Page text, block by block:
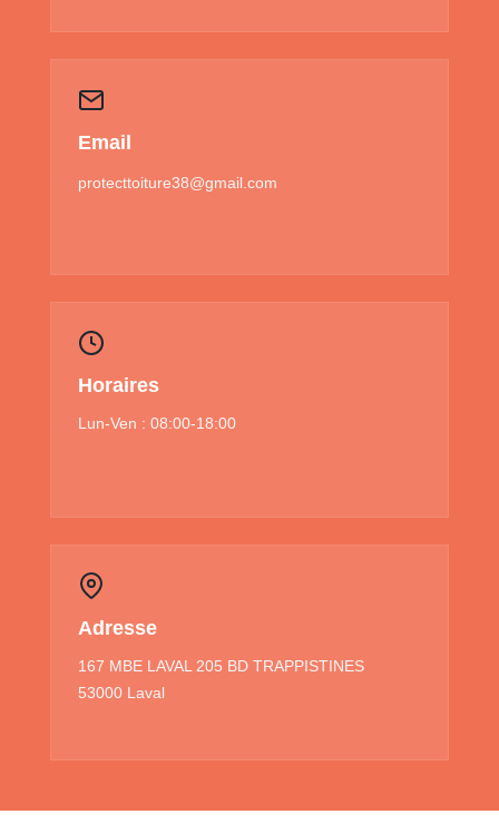
Email
protecttoiture38@gmail.com
Horaires
Lun-Ven : 08:00-18:00
Adresse
167 MBE LAVAL 205 BD TRAPPISTINES
53000 Laval